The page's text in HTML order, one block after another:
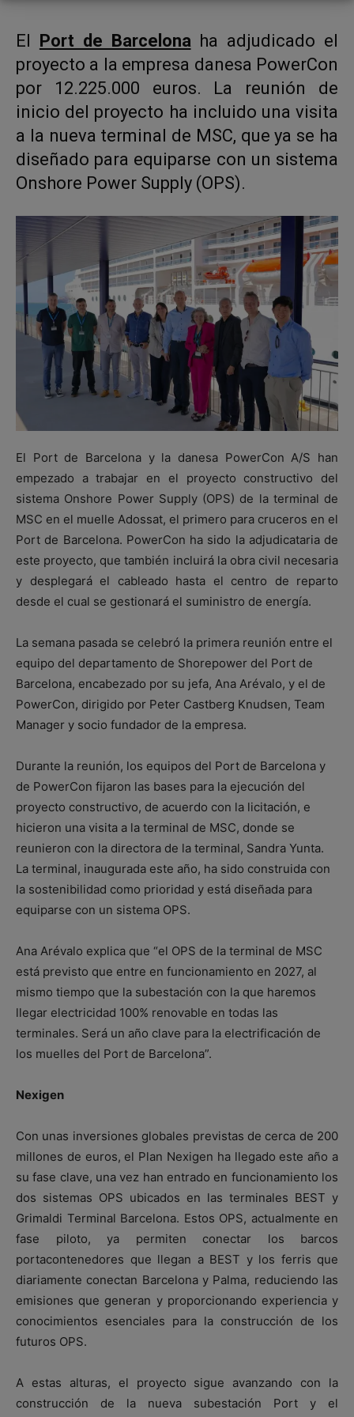
El Port de Barcelona ha adjudicado el
proyecto a la empresa danesa PowerCon
por 12.225.000 euros. La reunión de
inicio del proyecto ha incluido una visita
a la nueva terminal de MSC, que ya se ha
diseñado para equiparse con un sistema
Onshore Power Supply (OPS).
El Port de Barcelona y la danesa PowerCon A/S han
empezado a trabajar en el proyecto constructivo del
sistema Onshore Power Supply (OPS) de la terminal de
MSC en el muelle Adossat, el primero para cruceros en el
Port de Barcelona. PowerCon ha sido la adjudicataria de
este proyecto, que también incluirá la obra civil necesaria
y desplegará el cableado hasta el centro de reparto
desde el cual se gestionará el suministro de energía.
La semana pasada se celebró la primera reunión entre el
equipo del departamento de Shorepower del Port de
Barcelona, encabezado por su jefa, Ana Arévalo, y el de
PowerCon, dirigido por Peter Castberg Knudsen, Team
Manager y socio fundador de la empresa.
Durante la reunión, los equipos del Port de Barcelona y
de PowerCon fijaron las bases para la ejecución del
proyecto constructivo, de acuerdo con la licitación, e
hicieron una visita a la terminal de MSC, donde se
reunieron con la directora de la terminal, Sandra Yunta.
La terminal, inaugurada este año, ha sido construida con
la sostenibilidad como prioridad y está diseñada para
equiparse con un sistema OPS.
Ana Arévalo explica que “el OPS de la terminal de MSC
está previsto que entre en funcionamiento en 2027, al
mismo tiempo que la subestación con la que haremos
llegar electricidad 100% renovable en todas las
terminales. Será un año clave para la electrificación de
los muelles del Port de Barcelona”.
Nexigen
Con unas inversiones globales previstas de cerca de 200
millones de euros, el Plan Nexigen ha llegado este año a
su fase clave, una vez han entrado en funcionamiento los
dos sistemas OPS ubicados en las terminales BEST y
Grimaldi Terminal Barcelona. Estos OPS, actualmente en
fase piloto, ya permiten conectar los barcos
portacontenedores que llegan a BEST y los ferris que
diariamente conectan Barcelona y Palma, reduciendo las
emisiones que generan y proporcionando experiencia y
conocimientos esenciales para la construcción de los
futuros OPS.
A estas alturas, el proyecto sigue avanzando con la
construcción de la nueva subestación Port y el